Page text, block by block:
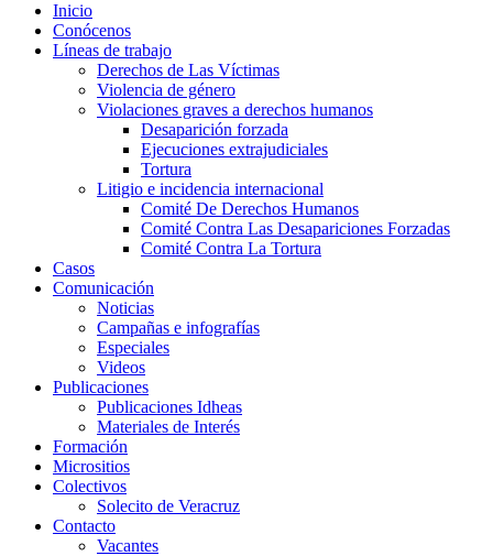
Inicio
Conócenos
Líneas de trabajo
Derechos de Las Víctimas
Violencia de género
Violaciones graves a derechos humanos
Desaparición forzada​
Ejecuciones extrajudiciales
Tortura
Litigio e incidencia internacional
Comité De Derechos Humanos​
Comité Contra Las Desapariciones Forzadas
Comité Contra La Tortura​
Casos
Comunicación
Noticias
Campañas e infografías
Especiales
Videos
Publicaciones
Publicaciones Idheas
Materiales de Interés
Formación
Micrositios
Colectivos
Solecito de Veracruz
Contacto
Vacantes